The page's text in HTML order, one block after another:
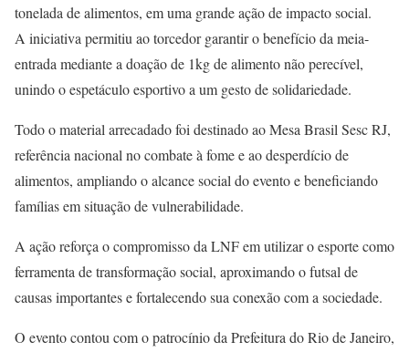
tonelada de alimentos, em uma grande ação de impacto social.
A iniciativa permitiu ao torcedor garantir o benefício da meia-
entrada mediante a doação de 1kg de alimento não perecível,
unindo o espetáculo esportivo a um gesto de solidariedade.
Todo o material arrecadado foi destinado ao Mesa Brasil Sesc RJ,
referência nacional no combate à fome e ao desperdício de
alimentos, ampliando o alcance social do evento e beneficiando
famílias em situação de vulnerabilidade.
A ação reforça o compromisso da LNF em utilizar o esporte como
ferramenta de transformação social, aproximando o futsal de
causas importantes e fortalecendo sua conexão com a sociedade.
O evento contou com o patrocínio da Prefeitura do Rio de Janeiro,